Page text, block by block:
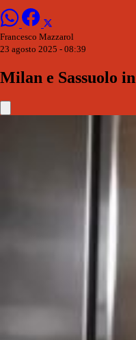
Francesco Mazzarol
23 agosto 2025 - 08:39
Milan e Sassuolo